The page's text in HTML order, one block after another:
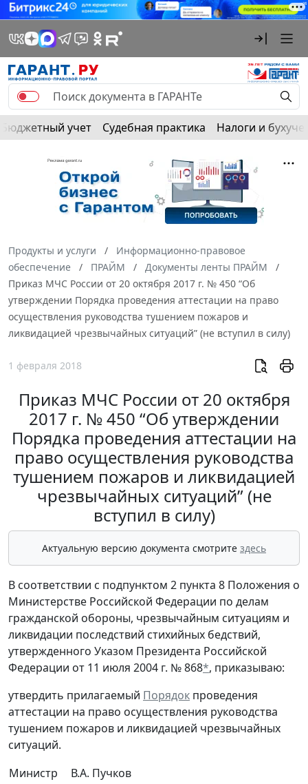
Бюджетный учет Судебная практика Налоги и
Продукты и услуги
Информационно-правовое
обеспечение
ПРАЙМ
Документы ленты ПРАЙМ
Приказ МЧС России от 20 октября 2017 г. № 450 “Об
утверждении Порядка проведения аттестации на право
осуществления руководства тушением пожаров и
ликвидацией чрезвычайных ситуаций” (не вступил в силу)
1 февраля 2018
Приказ МЧС России от 20 октября
2017 г. № 450 “Об утверждении
Порядка проведения аттестации на
право осуществления руководства
тушением пожаров и ликвидацией
чрезвычайных ситуаций” (не
вступил в силу)
Актуальную версию документа смотрите здесь
В соответствии с подпунктом 2 пункта 8 Положения о
Министерстве Российской Федерации по делам
гражданской обороны, чрезвычайным ситуациям и
ликвидации последствий стихийных бедствий,
утвержденного Указом Президента Российской
Федерации от 11 июля 2004 г. № 868*, приказываю:
утвердить прилагаемый Порядок проведения
аттестации на право осуществления руководства
тушением пожаров и ликвидацией чрезвычайных
ситуаций.
Министр
В.А. Пучков